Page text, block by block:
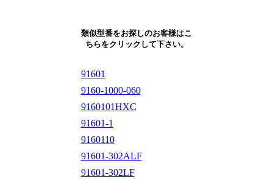
類似型番をお探しのお客様はこ
ちらをクリックして下さい。
91601
9160-1000-060
9160101HXC
91601-1
9160110
91601-302ALF
91601-302LF